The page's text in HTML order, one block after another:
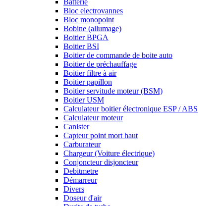
Batterie
Bloc electrovannes
Bloc monopoint
Bobine (allumage)
Boitier BPGA
Boitier BSI
Boitier de commande de boite auto
Boitier de préchauffage
Boitier filtre à air
Boitier papillon
Boitier servitude moteur (BSM)
Boitier USM
Calculateur boitier électronique ESP / ABS
Calculateur moteur
Canister
Capteur point mort haut
Carburateur
Chargeur (Voiture électrique)
Conjoncteur disjoncteur
Debitmetre
Démarreur
Divers
Doseur d'air